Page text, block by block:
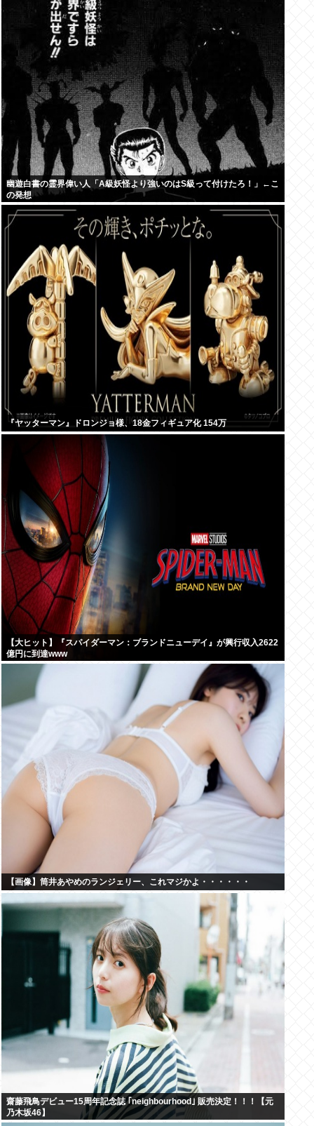
幽遊白書の霊界偉い人「A級妖怪より強いのはS級って付けたろ！」←こ
の発想
『ヤッターマン』ドロンジョ様、18金フィギュア化 154万
【大ヒット】『スパイダーマン：ブランドニューデイ』が興行収入2622
億円に到達www
【画像】筒井あやめのランジェリー、これマジかよ・・・・・・
齋藤飛鳥デビュー15周年記念誌 ｢neighbourhood｣ 販売決定！！！【元
乃木坂46】